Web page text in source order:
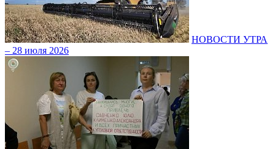
НОВОСТИ УТРА
– 28 июля 2026